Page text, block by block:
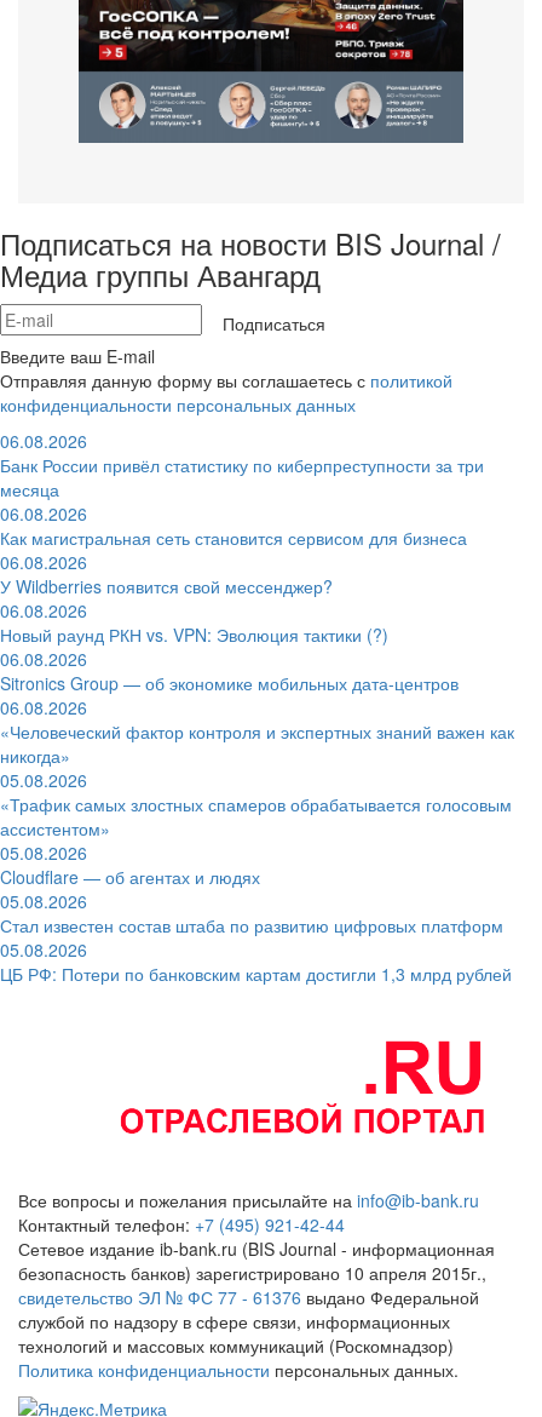
Подписаться на новости BIS Journal /
Медиа группы Авангард
Подписаться
Введите ваш E-mail
Отправляя данную форму вы соглашаетесь с политикой
конфиденциальности персональных данных
06.08.2026
Банк России привёл статистику по киберпреступности за три
месяца
06.08.2026
Как магистральная сеть становится сервисом для бизнеса
06.08.2026
У Wildberries появится свой мессенджер?
06.08.2026
Новый раунд РКН vs. VPN: Эволюция тактики (?)
06.08.2026
Sitronics Group — об экономике мобильных дата-центров
06.08.2026
«Человеческий фактор контроля и экспертных знаний важен как
никогда»
05.08.2026
«Трафик самых злостных спамеров обрабатывается голосовым
ассистентом»
05.08.2026
Cloudflare — об агентах и людях
05.08.2026
Стал известен состав штаба по развитию цифровых платформ
05.08.2026
ЦБ РФ: Потери по банковским картам достигли 1,3 млрд рублей
Все вопросы и пожелания присылайте на info@ib-bank.ru
Контактный телефон: +7 (495) 921-42-44
Сетевое издание ib-bank.ru (BIS Journal - информационная
безопасность банков) зарегистрировано 10 апреля 2015г.,
свидетельство ЭЛ № ФС 77 - 61376 выдано Федеральной
службой по надзору в сфере связи, информационных
технологий и массовых коммуникаций (Роскомнадзор)
Политика конфиденциальности персональных данных.